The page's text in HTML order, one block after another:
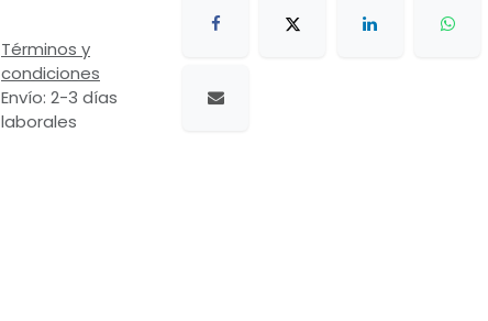
Términos y
condiciones
Envío: 2-3 días
laborales